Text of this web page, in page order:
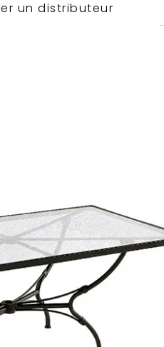
un distributeur